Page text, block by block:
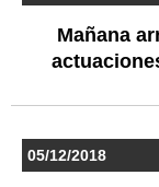
Mañana
05/12/2018